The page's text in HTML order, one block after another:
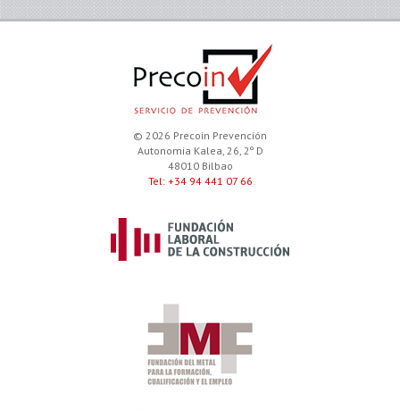
© 2026 Precoin Prevención
Autonomia Kalea, 26, 2º D
48010 Bilbao
Tel: +34 94 441 07 66